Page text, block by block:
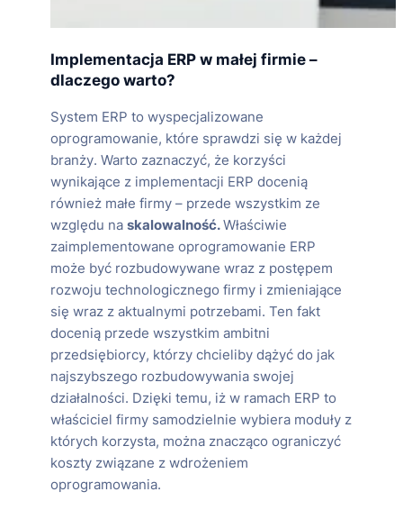
Implementacja ERP w małej firmie –
dlaczego warto?
System ERP to wyspecjalizowane
oprogramowanie, które sprawdzi się w każdej
branży. Warto zaznaczyć, że korzyści
wynikające z implementacji ERP docenią
również małe firmy – przede wszystkim ze
względu na skalowalność.Właściwie
zaimplementowane oprogramowanie ERP
może być rozbudowywane wraz z postępem
rozwoju technologicznego firmy i zmieniające
się wraz z aktualnymi potrzebami. Ten fakt
docenią przede wszystkim ambitni
przedsiębiorcy, którzy chcieliby dążyć do jak
najszybszego rozbudowywania swojej
działalności. Dzięki temu, iż w ramach ERP to
właściciel firmy samodzielnie wybiera moduły z
których korzysta, można znacząco ograniczyć
koszty związane z wdrożeniem
oprogramowania.